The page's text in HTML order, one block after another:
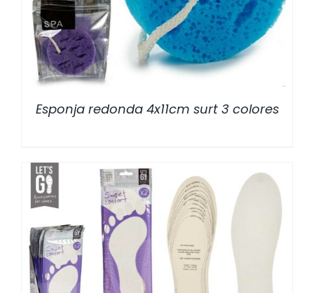
Esponja redonda 4x11cm surt 3 colores
/ DETALLES